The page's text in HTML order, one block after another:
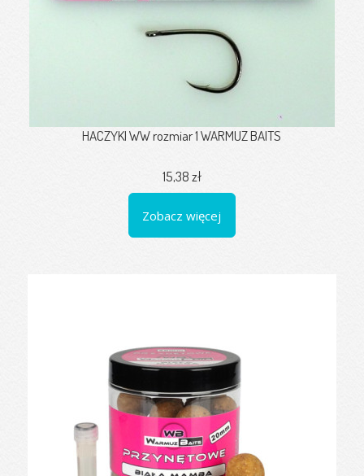
HACZYKI WW rozmiar 1 WARMUZ BAITS
15,38 zł
Zobacz więcej